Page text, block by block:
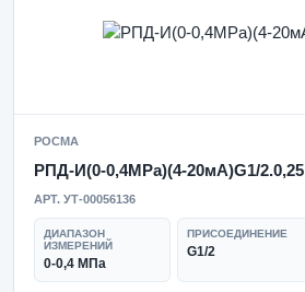
РОСМА
РПД-И(0-0,4MPa)(4-20мА)G1/2.0,25
АРТ. УТ-00056136
ДИАПАЗОН
ИЗМЕРЕНИЙ
0-0,4 МПа
ПРИСОЕДИНЕНИЕ
G1/2